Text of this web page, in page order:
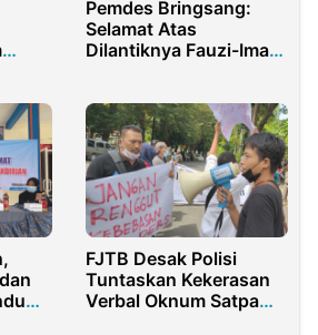
Pemdes Bringsang:
Selamat Atas
Dilantiknya Fauzi-Imam
FJTB Desak Polisi
Tuntaskan Kekerasan
Verbal Oknum Satpam